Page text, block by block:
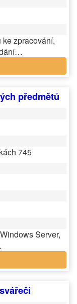
zpracování,
předmětů
745
Server,